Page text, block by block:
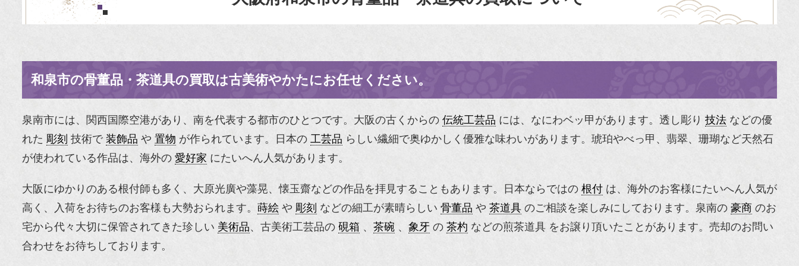
和泉市の骨董品・茶道具の買取は古美術やかたにお任せください。
泉南市には、関西国際空港があり、南を代表する都市のひとつです。大阪の古くからの 伝統工芸品 には、なにわベッ甲があります。透し彫り 技法 などの優
れた 彫刻 技術で 装飾品 や 置物 が作られています。日本の 工芸品 らしい繊細で奥ゆかしく優雅な味わいがあります。琥珀やべっ甲、翡翠、珊瑚など天然石
が使われている作品は、海外の 愛好家 にたいへん人気があります。
大阪にゆかりのある根付師も多く、大原光廣や藻晃、懐玉齋などの作品を拝見することもあります。日本ならではの 根付 は、海外のお客様にたいへん人気が
高く、入荷をお待ちのお客様も大勢おられます。 蒔絵 や 彫刻 などの細工が素晴らしい 骨董品 や 茶道具 のご相談を楽しみにしております。泉南の 豪商 のお
宅から代々大切に保管されてきた珍しい 美術品、古美術工芸品の 硯箱 、 茶碗 、 象牙 の 茶杓 などの煎茶道具 をお譲り頂いたことがあります。売却のお問い
合わせをお待ちしております。